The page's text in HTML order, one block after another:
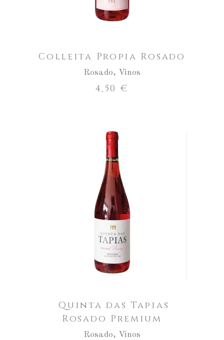
Colleita Propia Rosado
Rosado, Vinos
4,50 €
Quinta
das
Tapias
Rosado
Premium
cantidad
AÑADIR AL CARRITO
Quinta das Tapias
Rosado Premium
Rosado, Vinos